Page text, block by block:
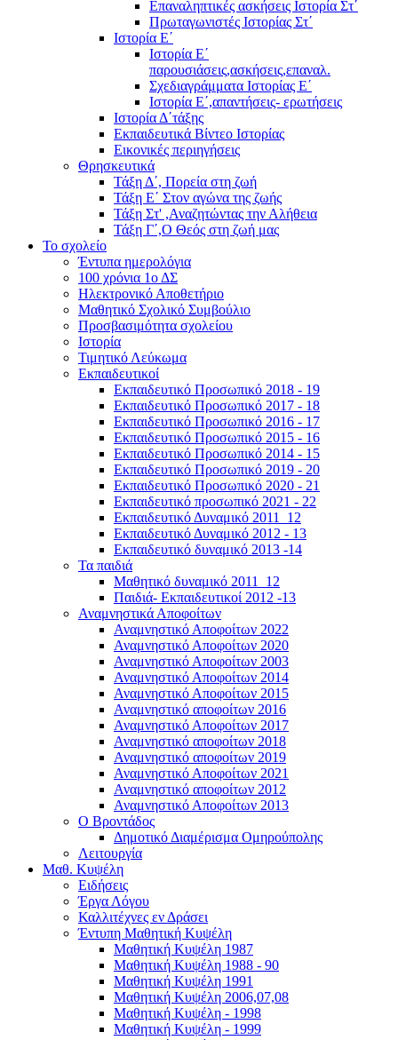
Επαναληπτικές ασκήσεις Ιστορία Στ΄
Πρωταγωνιστές Ιστορίας Στ΄
Ιστορία Ε΄
Ιστορία Ε΄
παρουσιάσεις,ασκήσεις,επαναλ.
Σχεδιαγράμματα Ιστορίας Ε΄
Ιστορία Ε΄,απαντήσεις- ερωτήσεις
Ιστορία Δ΄τάξης
Εκπαιδευτικά Βίντεο Ιστορίας
Εικονικές περιηγήσεις
Θρησκευτικά
Τάξη Δ΄, Πορεία στη ζωή
Τάξη Ε΄ Στον αγώνα της ζωής
Τάξη Στ' ,Αναζητώντας την Αλήθεια
Τάξη Γ΄,Ο Θεός στη ζωή μας
Το σχολείο
Έντυπα ημερολόγια
100 χρόνια 1ο ΔΣ
Ηλεκτρονικό Αποθετήριο
Μαθητικό Σχολικό Συμβούλιο
Προσβασιμότητα σχολείου
Ιστορία
Τιμητικό Λεύκωμα
Εκπαιδευτικοί
Εκπαιδευτικό Προσωπικό 2018 - 19
Εκπαιδευτικό Προσωπικό 2017 - 18
Εκπαιδευτικό Προσωπικό 2016 - 17
Εκπαιδευτικό Προσωπικό 2015 - 16
Εκπαιδευτικό Προσωπικό 2014 - 15
Εκπαιδευτικό Προσωπικό 2019 - 20
Εκπαιδευτικό Προσωπικό 2020 - 21
Εκπαιδευτικό προσωπικό 2021 - 22
Εκπαιδευτικό Δυναμικό 2011_12
Εκπαιδευτικό Δυναμικό 2012 - 13
Εκπαιδευτικό δυναμικό 2013 -14
Τα παιδιά
Μαθητικό δυναμικό 2011_12
Παιδιά- Εκπαιδευτικοί 2012 -13
Αναμνηστικά Αποφοίτων
Αναμνηστικό Αποφοίτων 2022
Αναμνηστικό Αποφοίτων 2020
Αναμνηστικό Αποφοίτων 2003
Αναμνηστικό Αποφοίτων 2014
Αναμνηστικό Αποφοίτων 2015
Αναμνηστικό αποφοίτων 2016
Αναμνηστικό Αποφοίτων 2017
Αναμνηστικό αποφοίτων 2018
Αναμνηστικό αποφοίτων 2019
Αναμνηστικό Αποφοίτων 2021
Αναμνηστικό αποφοίτων 2012
Αναμνηστικό Αποφοίτων 2013
Ο Βροντάδος
Δημοτικό Διαμέρισμα Ομηρούπολης
Λειτουργία
Μαθ. Κυψέλη
Ειδήσεις
Έργα Λόγου
Καλλιτέχνες εν Δράσει
Έντυπη Μαθητική Κυψέλη
Μαθητική Κυψέλη 1987
Μαθητική Κυψέλη 1988 - 90
Μαθητική Κυψέλη 1991
Μαθητική Κυψέλη 2006,07,08
Μαθητική Κυψέλη - 1998
Μαθητική Κυψέλη - 1999